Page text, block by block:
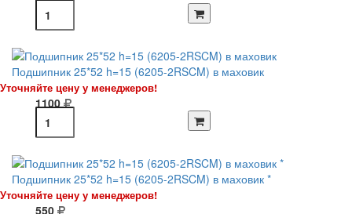
Подшипник 25*52 h=15 (6205-2RSCM) в маховик
Уточняйте цену у менеджеров!
1100
Подшипник 25*52 h=15 (6205-2RSCM) в маховик *
Уточняйте цену у менеджеров!
550